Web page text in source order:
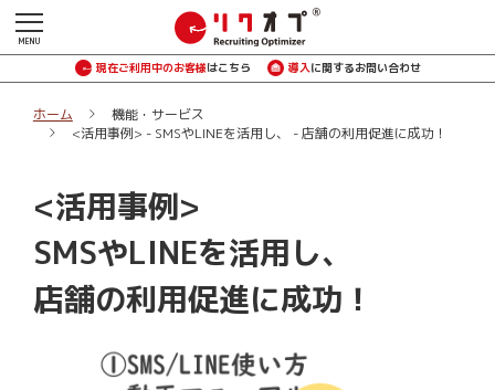
現在ご利用中のお客様はこちら 導入に関するお問い合わせ
ホーム
機能・サービス
<活用事例> - SMSやLINEを活用し、 - 店舗の利用促進に成功！
<活用事例>
SMSやLINEを活用し、
店舗の利用促進に成功！